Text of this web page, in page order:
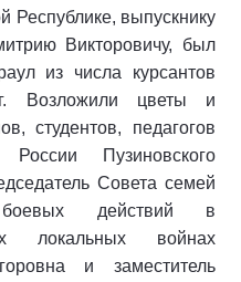
Республике, выпускнику
Викторовичу, был
из числа курсантов
Возложили цветы и
студентов, педагогов
Пузиновского
Совета семей
действий в
локальных войнах
и заместитель